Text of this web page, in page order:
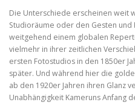
Die Unterschiede erscheinen weit
Studioräume oder den Gesten
weitgehend einem globalen
vielmehr in ihrer zeitlichen
ersten Fotostudios in den 1850er
später. Und während hier die
ab den 1920er Jahren ihren Glanz
Unabhängigkeit Kameruns Anfang